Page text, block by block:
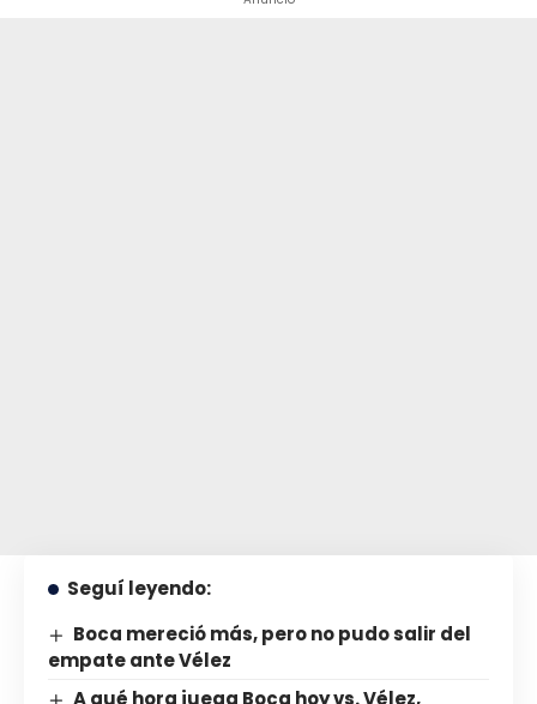
Seguí leyendo:
Boca mereció más, pero no pudo salir del
empate ante Vélez
A qué hora juega Boca hoy vs. Vélez,